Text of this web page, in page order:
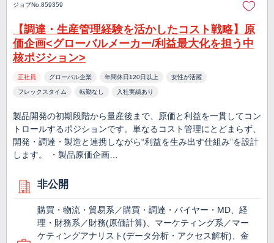
ジョブNo.859359
【調達・生産管理経験を活かしたコスト戦略】原
価企画<グローバルメーカー/利益最大化を担う中
核ポジション>
正社員 グローバル企業 年間休日120日以上 女性が活躍
フレックスタイム 転勤なし 入社実績あり
製品開発の初期段階から量産後まで、原価と利益を一貫してコン
トロールするポジションです。単なるコスト管理にとどまらず、
開発・調達・製造と連携しながら“利益を生み出す仕組み”を設計
します。 ・製品原価企画…
非公開
購買・物流・貿易系／購買・調達・バイヤー・MD、経
理・財務系／財務(原価計算)、マーケティング系／マー
ケティングアナリスト(データ分析・アクセス解析)、金